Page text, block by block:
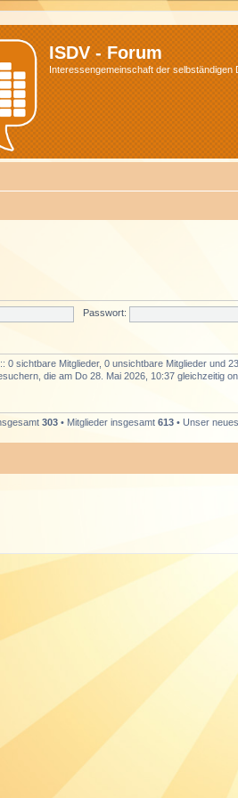
ISDV - Forum
Interessengemeinschaft der selbständigen
Passwort:
0 sichtbare Mitglieder, 0 unsichtbare Mitglieder und
die am Do 28. Mai 2026, 10:37 gleichzeitig
303 • Mitglieder insgesamt 613 • Unser